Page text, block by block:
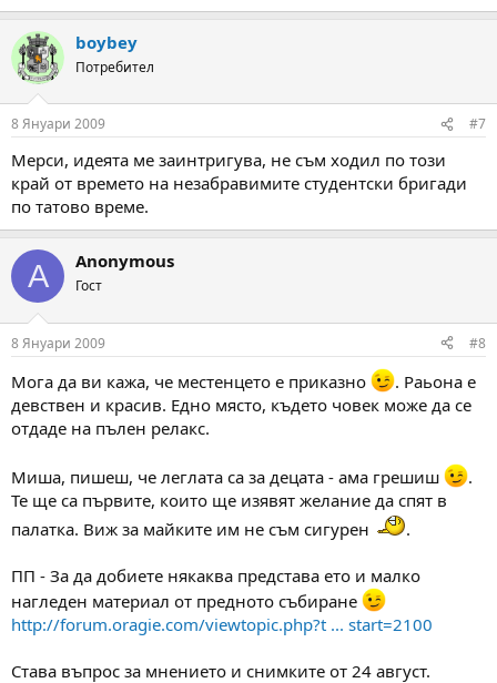
boybey
Потребител
8 Януари 2009 #7
Мерси, идеята ме заинтригува, не съм ходил по този
край от времето на незабравимите студентски бригади
по татово време.
A Anonymous
Гост
8 Януари 2009 #8
Мога да ви кажа, че местенцето е приказно
. Раьона е
девствен и красив. Едно място, където човек може да се
отдаде на пълен релакс.
Миша, пишеш, че леглата са за децата - ама грешиш
.
Те ще са първите, които ще изявят желание да спят в
палатка. Виж за майките им не съм сигурен
.
ПП - За да добиете някаква представа ето и малко
нагледен материал от предното събиране
http://forum.oragie.com/viewtopic.php?t ... start=2100
Става въпрос за мнението и снимките от 24 август.